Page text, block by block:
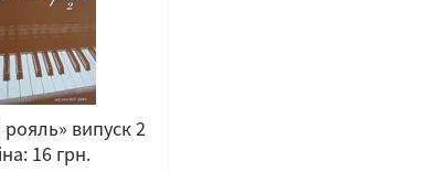
випуск 2
16 грн.